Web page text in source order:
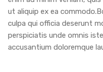
ut aliquip ex ea
culpa qui officia deserunt
perspiciatis unde omnis
accusantium doloremque